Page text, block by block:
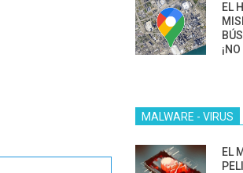
EL
MALWARE - VIRUS
EL